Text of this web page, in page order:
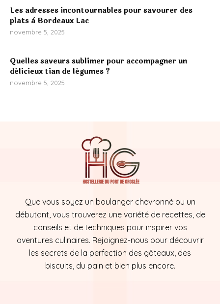
Les adresses incontournables pour savourer des
plats à Bordeaux Lac
novembre 5, 2025
Quelles saveurs sublimer pour accompagner un
délicieux tian de légumes ?
novembre 5, 2025
Que vous soyez un boulanger chevronné ou un
débutant, vous trouverez une variété de recettes, de
conseils et de techniques pour inspirer vos
aventures culinaires. Rejoignez-nous pour découvrir
les secrets de la perfection des gâteaux, des
biscuits, du pain et bien plus encore.